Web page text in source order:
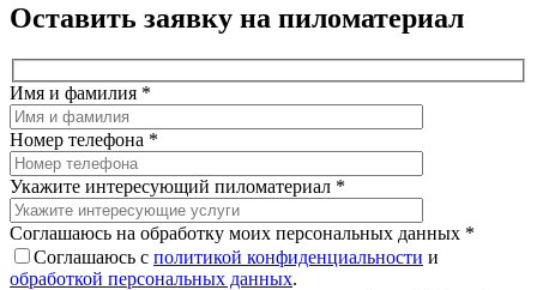
Оставить заявку на пиломатериал
Имя и фамилия *
Номер телефона *
Укажите интересующий пиломатериал *
Соглашаюсь на обработку моих персональных данных *
Соглашаюсь с политикой конфиденциальности и
обработкой персональных данных.